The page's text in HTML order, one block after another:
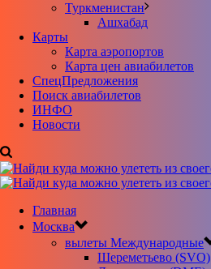
Туркменистан
Ашхабад
Карты
Карта аэропортов
Карта цен авиабилетов
CпецПредложения
Поиск авиабилетов
ИНФО
Новости
Главная
Москва
вылеты Международные
Шереметьево (SVO)